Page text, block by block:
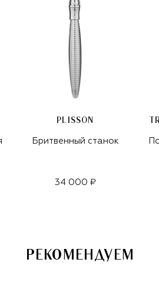
PLISSON
Бритвенный станок
34 000 ₽
РЕКОМЕНДУЕМ